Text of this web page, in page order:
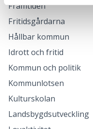
Framtiden
Fritidsgårdarna
Hållbar kommun
Idrott och fritid
Kommun och politik
Kommunlotsen
Kulturskolan
Landsbygdsutveckling